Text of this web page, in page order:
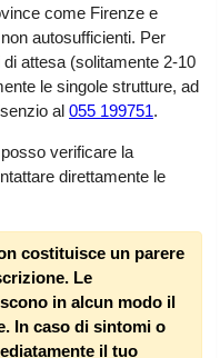
come Firenze e
autosufficienti. Per
attesa (solitamente 2-10
le singole strutture, ad
al 055 199751.
verificare la
direttamente le
costituisce un parere
Le
in alcun modo il
In caso di sintomi o
il tuo